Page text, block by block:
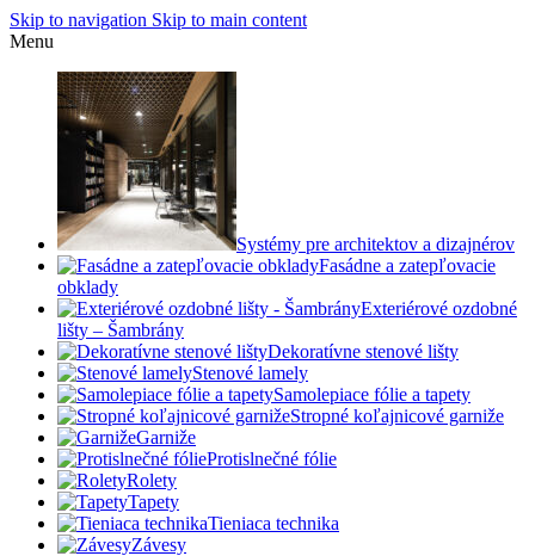
Skip to navigation Skip to main content
Menu
Systémy pre architektov a dizajnérov
Fasádne a zatepľovacie
obklady
Exteriérové ozdobné
lišty – Šambrány
Dekoratívne stenové lišty
Stenové lamely
Samolepiace fólie a tapety
Stropné koľajnicové garniže
Garniže
Protislnečné fólie
Rolety
Tapety
Tieniaca technika
Závesy